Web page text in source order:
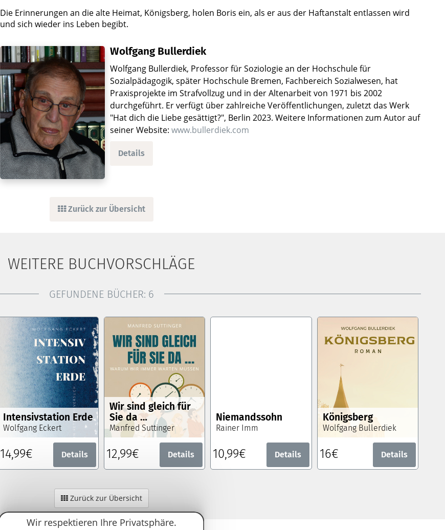
Wir respektieren Ihre Privatsphäre.
Die Erinnerungen an die alte Heimat, Königsberg, holen Boris ein, als er aus der Haftanstalt entlassen wird
und sich wieder ins Leben begibt.
Wolfgang Bullerdiek
Wolfgang Bullerdiek, Professor für Soziologie an der Hochschule für
Sozialpädagogik, später Hochschule Bremen, Fachbereich Sozialwesen, hat
Praxisprojekte im Strafvollzug und in der Altenarbeit von 1971 bis 2002
durchgeführt. Er verfügt über zahlreiche Veröffentlichungen, zuletzt das Werk
"Hat dich die Liebe gesättigt?", Berlin 2023. Weitere Informationen zum Autor auf
seiner Website:www.bullerdiek.com
Details
Zurück zur Übersicht
WEITERE BUCHVORSCHLÄGE
GEFUNDENE BÜCHER: 6
Intensivstation Erde
Wolfgang Eckert
14,99€ Details
Wir sind gleich für
Sie da …
Manfred Suttinger
12,99€ Details
Niemandssohn
Rainer Imm
10,99€ Details
Königsberg
Wolfgang Bullerdiek
16€ Details
Zurück zur Übersicht